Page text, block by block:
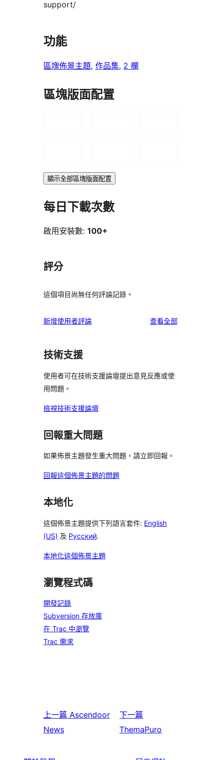
support/
功能
區塊佈景主題, 作品集, 2 欄
區塊版面配置
顯示全部區塊版面配置
每日下載次數
啟用安裝數: 100+
評分
這個項目尚無任何評論記錄。
新增使用者評論 查看全部使
技術支援
使用者可在技術支援論壇提出意見反應或使
用問題。
檢視技術支援論壇
回報重大問題
如果佈景主題發生重大問題，請立即回報。
回報這個佈景主題的問題
本地化
這個佈景主題提供下列語言套件: English
(US) 及 Русский.
本地化這個佈景主題
瀏覽程式碼
開發記錄
Subversion 存放庫
在 Trac 中瀏覽
Trac 需求
上一篇 Ascendoor
News
下一篇
ThemaPuro